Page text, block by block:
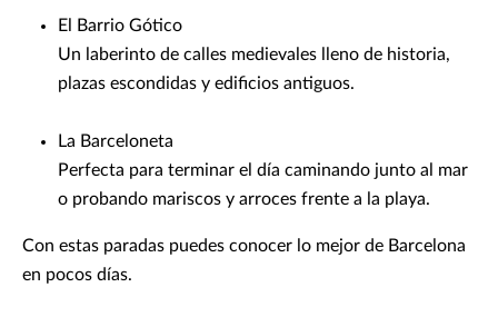
El Barrio Gótico
Un laberinto de calles medievales lleno de historia,
plazas escondidas y edificios antiguos.
La Barceloneta
Perfecta para terminar el día caminando junto al mar
o probando mariscos y arroces frente a la playa.
Con estas paradas puedes conocer lo mejor de Barcelona
en pocos días.